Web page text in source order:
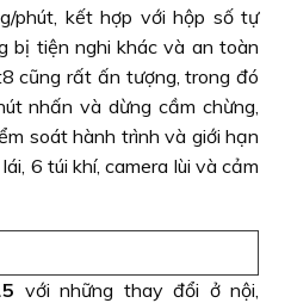
phút, kết hợp với hộp số tự
bị tiện nghi khác và an toàn
cũng rất ấn tượng, trong đó
nhấn và dừng cầm chừng,
soát hành trình và giới hạn
6 túi khí, camera lùi và cảm
với những thay đổi ở nội,